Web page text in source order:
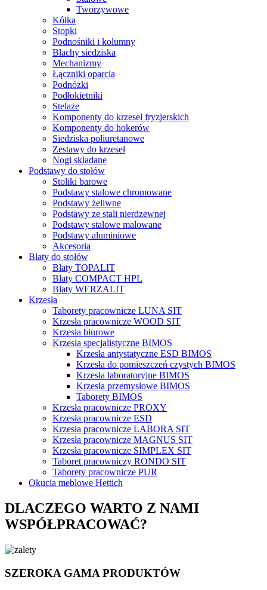
Tworzywowe
Kółka
Stopki
Podnośniki i kolumny
Blachy siedziska
Mechanizmy
Łączniki oparcia
Podnóżki
Podłokietniki
Stelaże
Komponenty do krzeseł fryzjerskich
Komponenty do hokerów
Siedziska poliuretanowe
Zestawy do krzeseł
Nogi składane
Podstawy do stołów
Stoliki barowe
Podstawy stalowe chromowane
Podstawy żeliwne
Podstawy ze stali nierdzewnej
Podstawy stalowe malowane
Podstawy aluminiowe
Akcesoria
Blaty do stołów
Blaty TOPALIT
Blaty COMPACT HPL
Blaty WERZALIT
Krzesła
Taborety pracownicze LUNA SIT
Krzesła pracownicze WOOD SIT
Krzesła biurowe
Krzesła specjalistyczne BIMOS
Krzesła antystatyczne ESD BIMOS
Krzesła do pomieszczeń czystych BIMOS
Krzesła laboratoryjne BIMOS
Krzesła przemysłowe BIMOS
Taborety BIMOS
Krzesła pracownicze PROXY
Krzesła pracownicze ESD
Krzesła pracownicze LABORA SIT
Krzesła pracownicze MAGNUS SIT
Krzesła pracownicze SIMPLEX SIT
Taboret pracowniczy RONDO SIT
Taborety pracownicze PUR
Okucia meblowe Hettich
DLACZEGO WARTO Z NAMI
WSPÓŁPRACOWAĆ?
SZEROKA GAMA PRODUKTÓW